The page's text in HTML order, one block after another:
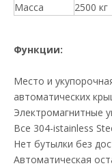
Масса
2500 кг
Функции:
Место и
автоматических
Электромагнитные
Все 304-istainless
Нет бутылки без
Автоматическая